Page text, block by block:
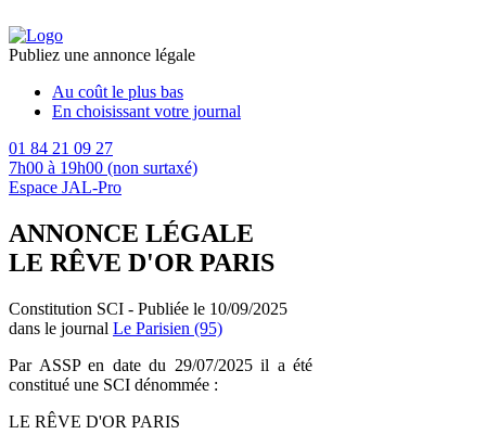
Publiez une annonce légale
Au coût le plus bas
En choisissant votre journal
01 84 21 09 27
7h00 à 19h00 (non surtaxé)
Espace JAL-Pro
ANNONCE LÉGALE
LE RÊVE D'OR PARIS
Constitution SCI - Publiée le 10/09/2025
dans le journal Le Parisien (95)
Par ASSP en date du 29/07/2025 il a été
constitué une SCI dénommée :
LE RÊVE D'OR PARIS